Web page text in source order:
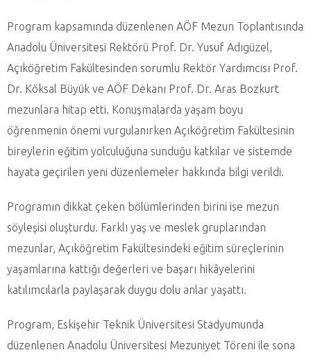
Program kapsamında düzenlenen AÖF Mezun Toplantısında
Anadolu Üniversitesi Rektörü Prof. Dr. Yusuf Adıgüzel,
Açıköğretim Fakültesinden sorumlu Rektör Yardımcısı Prof.
Dr. Köksal Büyük ve AÖF Dekanı Prof. Dr. Aras Bozkurt
mezunlara hitap etti. Konuşmalarda yaşam boyu
öğrenmenin önemi vurgulanırken Açıköğretim Fakültesinin
bireylerin eğitim yolculuğuna sunduğu katkılar ve sistemde
hayata geçirilen yeni düzenlemeler hakkında bilgi verildi.
Programın dikkat çeken bölümlerinden birini ise mezun
söyleşisi oluşturdu. Farklı yaş ve meslek gruplarından
mezunlar, Açıköğretim Fakültesindeki eğitim süreçlerinin
yaşamlarına kattığı değerleri ve başarı hikâyelerini
katılımcılarla paylaşarak duygu dolu anlar yaşattı.
Program, Eskişehir Teknik Üniversitesi Stadyumunda
düzenlenen Anadolu Üniversitesi Mezuniyet Töreni ile sona